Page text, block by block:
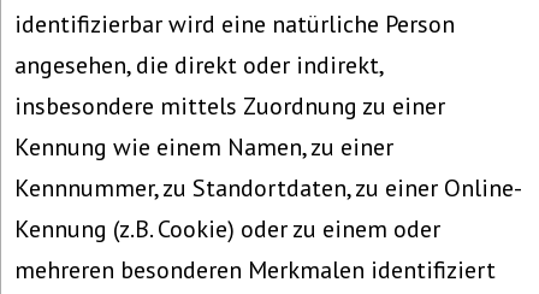
identifizierbar wird eine natürliche Person
angesehen, die direkt oder indirekt,
insbesondere mittels Zuordnung zu einer
Kennung wie einem Namen, zu einer
Kennnummer, zu Standortdaten, zu einer Online-
Kennung (z.B. Cookie) oder zu einem oder
mehreren besonderen Merkmalen identifiziert